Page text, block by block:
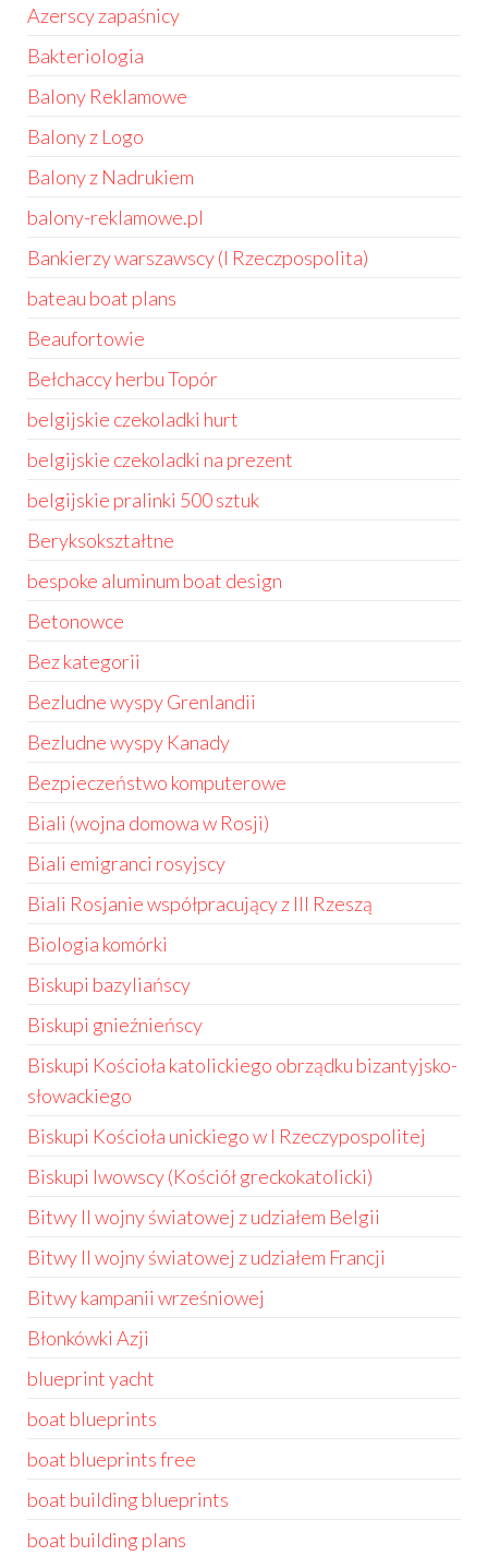
Azerscy zapaśnicy
Bakteriologia
Balony Reklamowe
Balony z Logo
Balony z Nadrukiem
balony-reklamowe.pl
Bankierzy warszawscy (I Rzeczpospolita)
bateau boat plans
Beaufortowie
Bełchaccy herbu Topór
belgijskie czekoladki hurt
belgijskie czekoladki na prezent
belgijskie pralinki 500 sztuk
Beryksokształtne
bespoke aluminum boat design
Betonowce
Bez kategorii
Bezludne wyspy Grenlandii
Bezludne wyspy Kanady
Bezpieczeństwo komputerowe
Biali (wojna domowa w Rosji)
Biali emigranci rosyjscy
Biali Rosjanie współpracujący z III Rzeszą
Biologia komórki
Biskupi bazyliańscy
Biskupi gnieźnieńscy
Biskupi Kościoła katolickiego obrządku bizantyjsko-
słowackiego
Biskupi Kościoła unickiego w I Rzeczypospolitej
Biskupi lwowscy (Kościół greckokatolicki)
Bitwy II wojny światowej z udziałem Belgii
Bitwy II wojny światowej z udziałem Francji
Bitwy kampanii wrześniowej
Błonkówki Azji
blueprint yacht
boat blueprints
boat blueprints free
boat building blueprints
boat building plans